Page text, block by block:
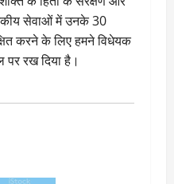
सेवाओं में उनके 30
करने के लिए हमने विधेयक
रख दिया है।